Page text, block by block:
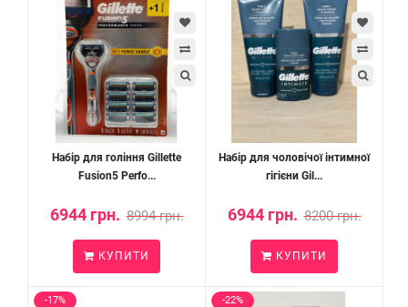
Набір для гоління Gillette
Fusion5 Perfo...
6944 грн. 8994 грн.
КУПИТИ
Набір для чоловічої інтимної
гігієни Gil...
6944 грн. 8200 грн.
КУПИТИ
-17% -22%